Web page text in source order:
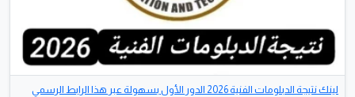
منذ شهر Youssef Shaaban
لينك نتيجة الدبلومات الفنية 2026 الدور الأول بسهولة عبر هذا الرابط الرسمي